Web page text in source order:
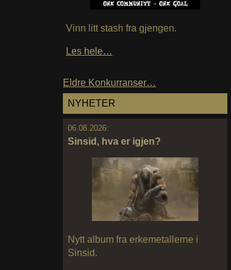
Vinn litt stash fra gjengen.
Les hele…
Eldre Konkurranser…
NYHETER
06.08.2026:
Sinsid, hva er igjen?
Nytt album fra erkemetallerne i
Sinsid.